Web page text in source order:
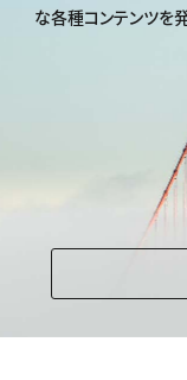
な各種コンテンツを